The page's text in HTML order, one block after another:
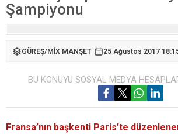
Şampiyonu
GÜREŞ/MİX MANŞET 25 Ağustos 2017
BU KONUYU SOSYAL MEDYA
Fransa’nın başkenti Paris’te